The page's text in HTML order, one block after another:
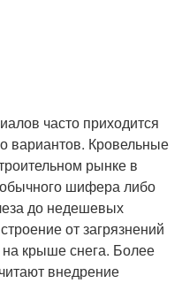
часто приходится
вариантов. Кровельные
рынке в
шифера либо
до недешевых
от загрязнений
крыше снега. Более
внедрение